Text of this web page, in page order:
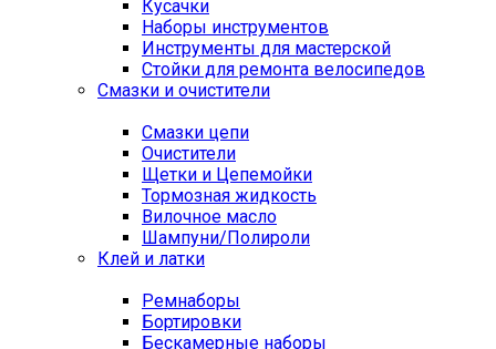
Кусачки
Наборы инструментов
Инструменты для мастерской
Стойки для ремонта велосипедов
Смазки и очистители
Смазки цепи
Очистители
Щетки и Цепемойки
Тормозная жидкость
Вилочное масло
Шампуни/Полироли
Клей и латки
Ремнаборы
Бортировки
Бескамерные наборы